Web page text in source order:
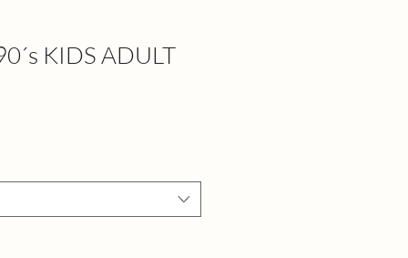
KIDS ADULT